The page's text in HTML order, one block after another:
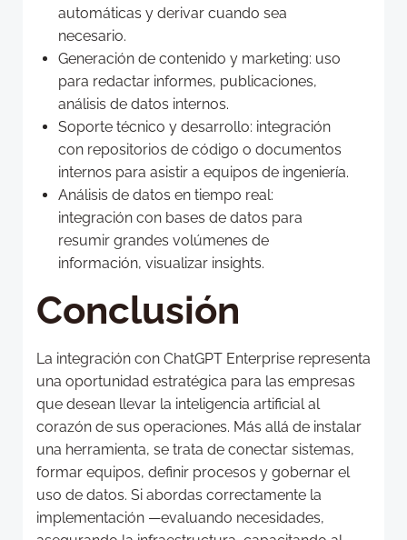
automáticas y derivar cuando sea
necesario.
Generación de contenido y marketing: uso
para redactar informes, publicaciones,
análisis de datos internos.
Soporte técnico y desarrollo: integración
con repositorios de código o documentos
internos para asistir a equipos de ingeniería.
Análisis de datos en tiempo real:
integración con bases de datos para
resumir grandes volúmenes de
información, visualizar insights.
Conclusión
La integración con ChatGPT Enterprise representa
una oportunidad estratégica para las empresas
que desean llevar la inteligencia artificial al
corazón de sus operaciones. Más allá de instalar
una herramienta, se trata de conectar sistemas,
formar equipos, definir procesos y gobernar el
uso de datos. Si abordas correctamente la
implementación —evaluando necesidades,